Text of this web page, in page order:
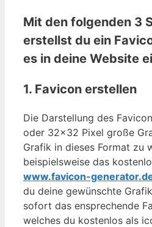
Mit den folgenden 3
erstellst du ein
es in deine Website
1. Favicon erstellen
Die Darstellung des
oder 32×32 Pixel große
Grafik in dieses Format zu
beispielsweise das
www.favicon-
du deine gewünschte
sofort das ensprechende
welches du kostenlos als